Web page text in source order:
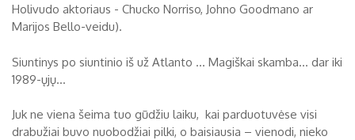
10
18
31
Holivudo aktoriaus - Chucko Norriso, Johno Goodmano ar
Marijos Bello-veidu).
Siuntinys po siuntinio iš už Atlanto ... Magiškai skamba... dar iki
1989-ųjų...
Juk ne viena šeima tuo gūdžiu laiku, kai parduotuvėse visi
drabužiai buvo nuobodžiai pilki, o baisiausia – vienodi, nieko